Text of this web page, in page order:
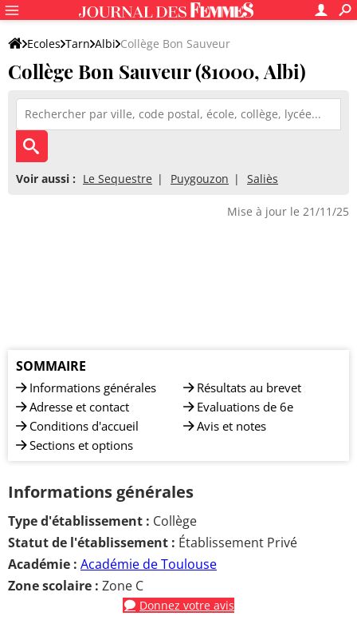
Ecoles Tarn Albi Collège Bon Sauveur
Collège Bon Sauveur (81000, Albi)
Voir aussi : Le Sequestre Puygouzon Saliès
Mise à jour le 21/11/25
SOMMAIRE
Informations générales
Adresse et contact
Conditions d'accueil
Sections et options
Résultats au brevet
Evaluations de 6e
Avis et notes
Informations générales
Type d'établissement : Collège
Statut de l'établissement : Établissement Privé
Académie : Académie de Toulouse
Zone scolaire : Zone C
Donnez votre avis